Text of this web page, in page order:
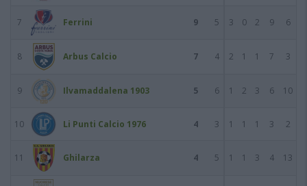
7 Ferrini 9 5 3 0 2 9 6
8 Arbus Calcio 7 4 2 1 1 7 3
9 Ilvamaddalena 1903 5 6 1 2 3 6 10
10 Li Punti Calcio 1976 4 3 1 1 1 3 2
11 Ghilarza 4 5 1 1 3 4 13